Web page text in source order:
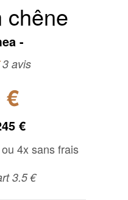
chêne
3 avis
€
€
4x sans frais
3.5 €